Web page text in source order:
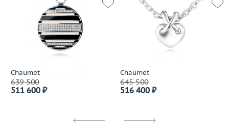
Chaumet
639 500
511 600 ₽
Chaumet
645 500
516 400 ₽